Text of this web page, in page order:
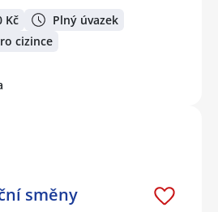
Kč
Plný úvazek
cizince
směny